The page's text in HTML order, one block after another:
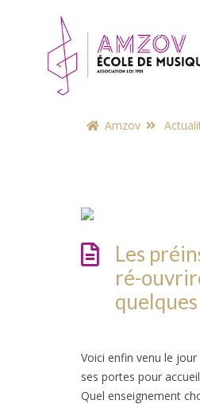
Amzov
Les
ré-
Voici enfin venu le jour
ses portes pour
Quel enseignement